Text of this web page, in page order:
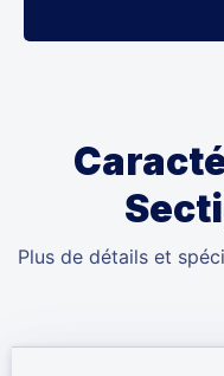
Plus de détails et